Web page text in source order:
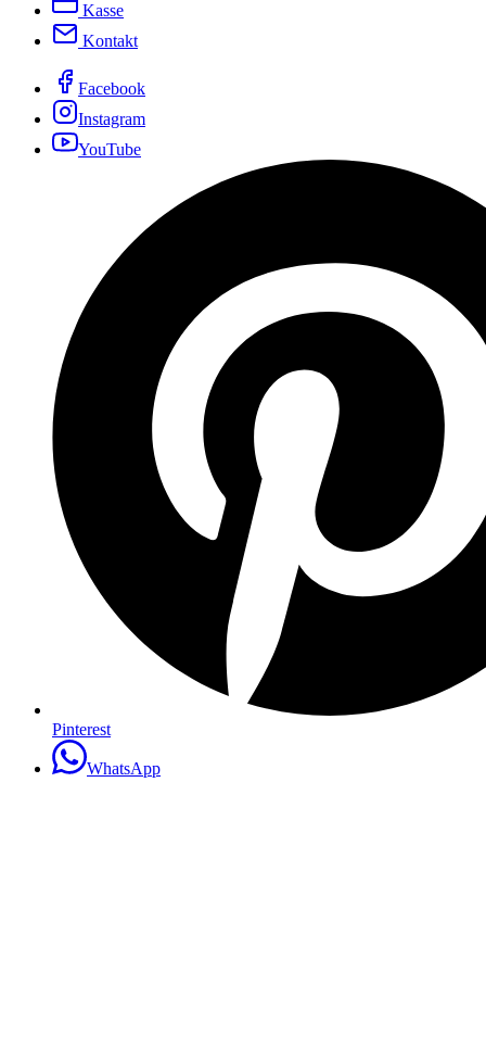
Kasse
Kontakt
Facebook
Instagram
YouTube
Pinterest
WhatsApp